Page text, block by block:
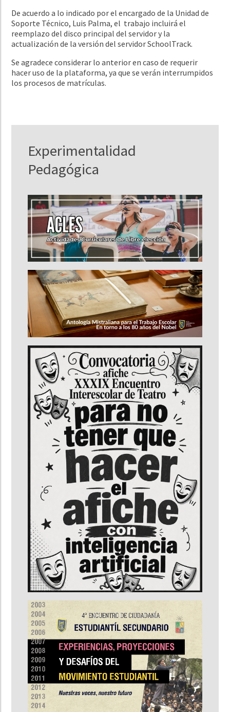
De acuerdo a lo indicado por el encargado de la Unidad de
Soporte Técnico, Luis Palma, el trabajo incluirá el
reemplazo del disco principal del servidor y la
actualización de la versión del servidor SchoolTrack.
Se agradece considerar lo anterior en caso de requerir
hacer uso de la plataforma, ya que se verán interrumpidos
los procesos de matrículas.
Experimentalidad
Pedagógica